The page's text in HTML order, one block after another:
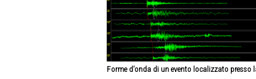
Forme d’onda di un evento localizzato presso